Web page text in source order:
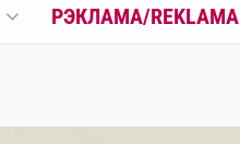
РЭКЛАМА/REKLAMA